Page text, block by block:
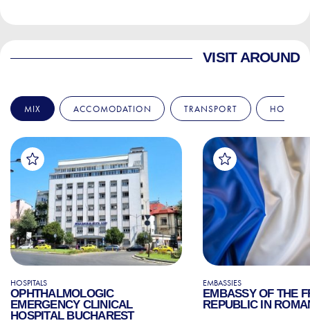
VISIT AROUND
MIX ACCOMODATION TRANSPORT
HOSPITALS
OPHTHALMOLOGIC
EMERGENCY CLINICAL
HOSPITAL BUCHAREST
EMBASSIES
EMBASSY OF THE
REPUBLIC IN